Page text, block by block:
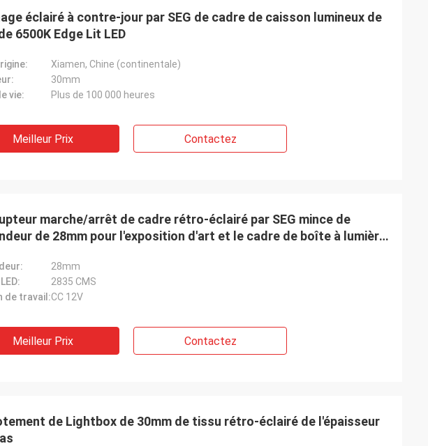
M. Mark du R-U
Merci pour le travail précédent parfait,
nous sommes prêts à t'envoyer un
nouveau PO, comme joint.
éclairé à contre-jour par SEG de cadre de caisson lumineux de
6500K Edge Lit LED
Xiamen, Chine (continentale)
30mm
vie:
Plus de 100 000 heures
Meilleur Prix Contactez
marche/arrêt de cadre rétro-éclairé par SEG mince de
de 28mm pour l'exposition d'art et le cadre de boîte à lumière
28mm
2835 CMS
de travail:CC 12V
Meilleur Prix Contactez
de Lightbox de 30mm de tissu rétro-éclairé de l'épaisseur